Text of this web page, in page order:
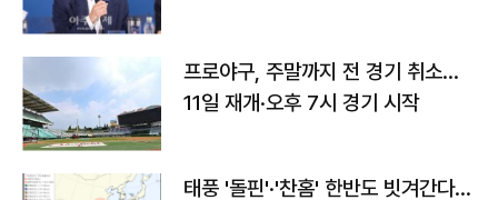
프로야구, 주말까지 전 경기 취소…
11일 재개·오후 7시 경기 시작
태풍 '돌핀'·'찬홈' 한반도 빗겨간다…